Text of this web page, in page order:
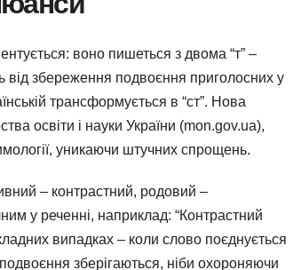
воно пишеться з двома “т” –
від збереження подвоєння приголосних у
трансформується в “ст”. Нова
освіти і науки України (mon.gov.ua),
уникаючи штучних спрощень.
– контрастний, родовий –
у реченні, наприклад: “Контрастний
випадках – коли слово поєднується
зберігаються, ніби охороняючи